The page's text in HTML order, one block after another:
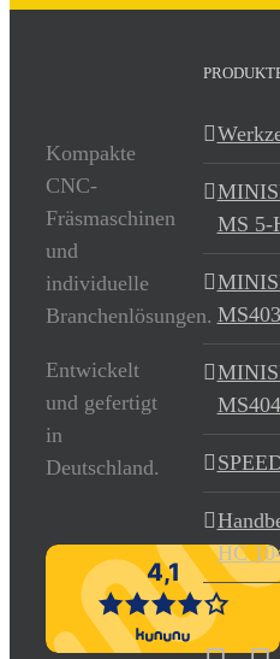
Kompakte
CNC-
Fräsmaschinen
und
individuelle
Branchenlösungen.
Entwickelt
und gefertigt
in
Deutschland.
MS 5-
HC